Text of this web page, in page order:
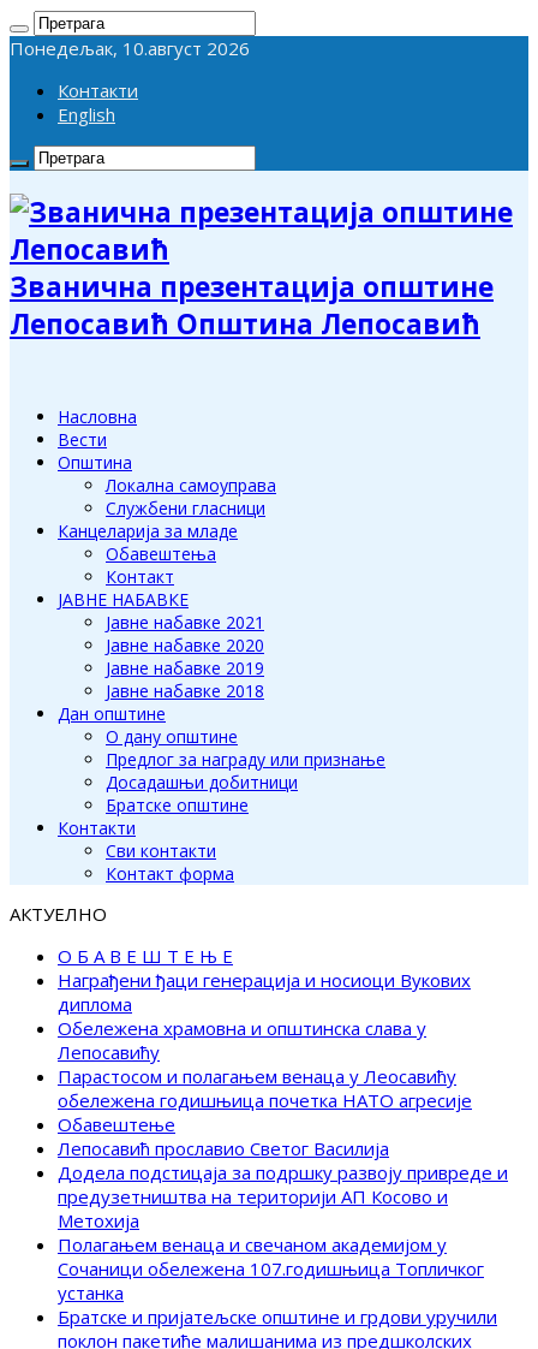
Понедељак, 10.август 2026
Контакти
English
Званична презентација општине
Лепосавић Општина Лепосавић
Насловна
Вести
Општина
Локална самоуправа
Службени гласници
Канцеларија за младе
Обавештења
Контакт
ЈАВНЕ НАБАВКЕ
Јавне набавке 2021
Јавне набавке 2020
Јавне набавке 2019
Јавне набавке 2018
Дан општине
О дану општине
Предлог за награду или признање
Досадашњи добитници
Братске општине
Контакти
Сви контакти
Контакт форма
АКТУЕЛНО
О Б А В Е Ш Т Е Њ Е
Награђени ђаци генерација и носиоци Вукових
диплома
Обележена храмовна и општинска слава у
Лепосавићу
Парастосом и полагањем венаца у Леосавићу
обележена годишњица почетка НАТО агресије
Обавештење
Лепосавић прославио Светог Василија
Додела подстицаја за подршку развоју привреде и
предузетништва на територији АП Косово и
Метохија
Полагањем венаца и свечаном академијом у
Сочаници обележена 107.годишњица Топличког
устанка
Братске и пријатељске општине и грдови уручили
поклон пакетиће малишанима из предшколских